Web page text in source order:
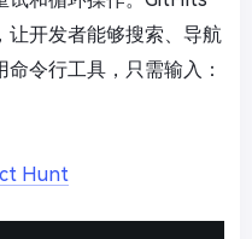
让开发者能够搜索、导航
令行工具，只需输入：
Hunt